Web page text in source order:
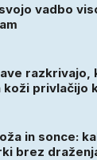
vadbo
razkrivajo,
koži privlačijo
in sonce:
brez